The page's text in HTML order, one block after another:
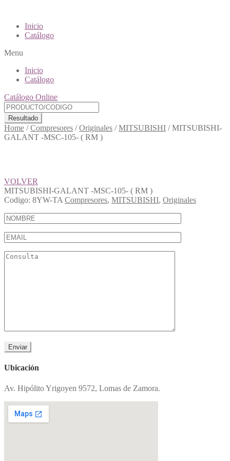
Inicio
Catálogo
Menu
Inicio
Catálogo
Catálogo Online
Resultado
Home /Compresores /Originales /MITSUBISHI /MITSUBISHI-
GALANT -MSC-105- ( RM )
VOLVER
MITSUBISHI-GALANT -MSC-105- ( RM )
Codigo: 8YW-TA Compresores, MITSUBISHI, Originales
Ubicación
Av. Hipólito Yrigoyen 9572, Lomas de Zamora.